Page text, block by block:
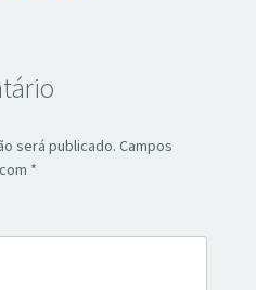
será publicado. Campos
*